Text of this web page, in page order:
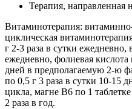
Терапия,
Витаминотерапия:
циклическая
г 2-3 раза в сутки
ежедневно, фолиевая кислота
дней в предполагаемую 2-ю
по 0,5 г 3 раза в сутки 10-15
цикла, магне В6 по 1
2 раза в год.